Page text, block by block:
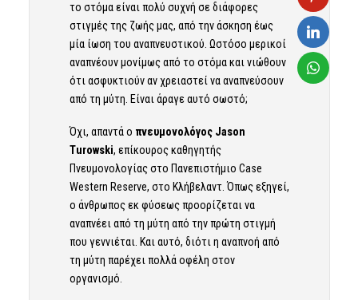
το στόμα είναι πολύ συχνή σε διάφορες
στιγμές της ζωής μας, από την άσκηση έως
μία ίωση του αναπνευστικού. Ωστόσο μερικοί
αναπνέουν μονίμως από το στόμα και νιώθουν
ότι ασφυκτιούν αν χρειαστεί να αναπνεύσουν
από τη μύτη. Είναι άραγε αυτό σωστό;
Όχι, απαντά ο πνευμονολόγος Jason
Turowski, επίκουρος καθηγητής
Πνευμονολογίας στο Πανεπιστήμιο Case
Western Reserve, στο Κλήβελαντ. Όπως εξηγεί,
ο άνθρωπος εκ φύσεως προορίζεται να
αναπνέει από τη μύτη από την πρώτη στιγμή
που γεννιέται. Και αυτό, διότι η αναπνοή από
τη μύτη παρέχει πολλά οφέλη στον
οργανισμό.